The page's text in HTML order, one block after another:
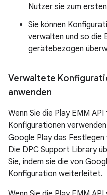
Nutzer sie zum
Sie können
verwalten und so die
gerätebezogen
Verwaltete
anwenden
Wenn Sie die Play EMM
Konfigurationen
Google Play das
Die DPC Support Library
Sie, indem sie die von
Konfiguration weiterleitet.